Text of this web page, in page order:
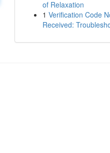
of Relaxation
1 Verification Code
Received: